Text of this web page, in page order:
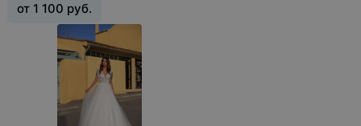
от 1 100 руб.